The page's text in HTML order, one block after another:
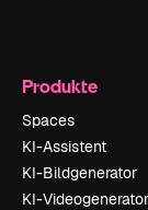
Produkte
Spaces
KI-Assistent
KI-Bildgenerator
KI-Videogenerator